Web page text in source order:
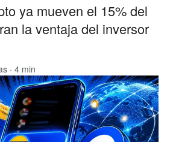
ya mueven el 15% del
la ventaja del inversor
· 4 min